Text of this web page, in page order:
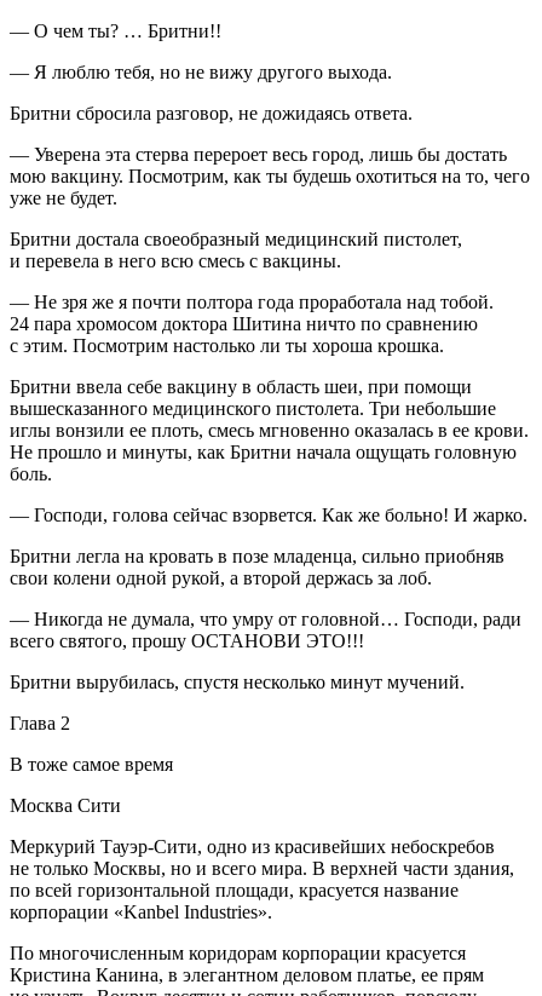
— О чем ты? … Бритни!!
— Я люблю тебя, но не вижу другого выхода.
Бритни сбросила разговор, не дожидаясь ответа.
— Уверена эта стерва перероет весь город, лишь бы достать
мою вакцину. Посмотрим, как ты будешь охотиться на то, чего
уже не будет.
Бритни достала своеобразный медицинский пистолет,
и перевела в него всю смесь с вакцины.
— Не зря же я почти полтора года проработала над тобой.
24 пара хромосом доктора Шитина ничто по сравнению
с этим. Посмотрим настолько ли ты хороша крошка.
Бритни ввела себе вакцину в область шеи, при помощи
вышесказанного медицинского пистолета. Три небольшие
иглы вонзили ее плоть, смесь мгновенно оказалась в ее крови.
Не прошло и минуты, как Бритни начала ощущать головную
боль.
— Господи, голова сейчас взорвется. Как же больно! И жарко.
Бритни легла на кровать в позе младенца, сильно приобняв
свои колени одной рукой, а второй держась за лоб.
— Никогда не думала, что умру от головной… Господи, ради
всего святого, прошу ОСТАНОВИ ЭТО!!!
Бритни вырубилась, спустя несколько минут мучений.
Глава 2
В тоже самое время
Москва Сити
Меркурий Тауэр-Сити, одно из красивейших небоскребов
не только Москвы, но и всего мира. В верхней части здания,
по всей горизонтальной площади, красуется название
корпорации «Kanbel Industries».
По многочисленным коридорам корпорации красуется
Кристина Канина, в элегантном деловом платье, ее прям